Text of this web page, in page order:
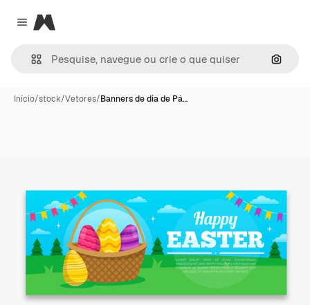
Close menu
Magnific
Início/stock/Vetores/Banners de dia de Pá…